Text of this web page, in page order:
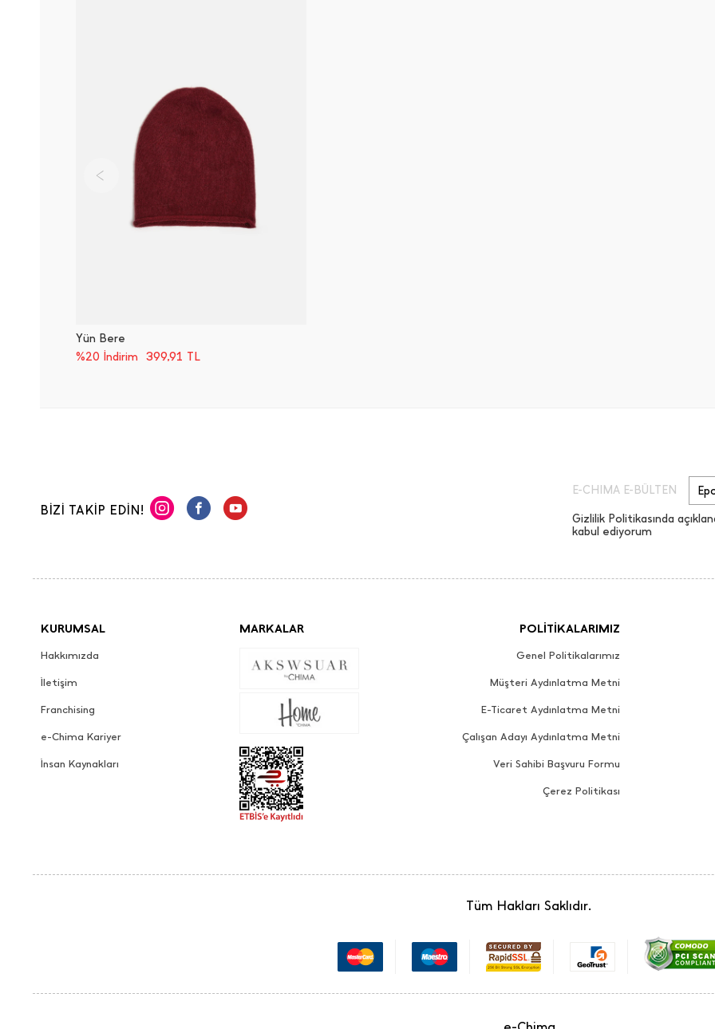
Yün Bere
%20 İndirim
399,91 TL
BİZİ TAKİP EDİN!
E-CHIMA E-BÜLTEN
Gizlilik Politikasında
kabul ediyorum
KURUMSAL
Hakkımızda
İletişim
Franchising
e-Chima Kariyer
İnsan Kaynakları
MARKALAR POLİTİKALARIMIZ
Genel Politikalarımız
Müşteri Aydınlatma Metni
E-Ticaret Aydınlatma Metni
Çalışan Adayı Aydınlatma Metni
Veri Sahibi Başvuru Formu
Çerez Politikası
Tüm Hakları Saklıdır.